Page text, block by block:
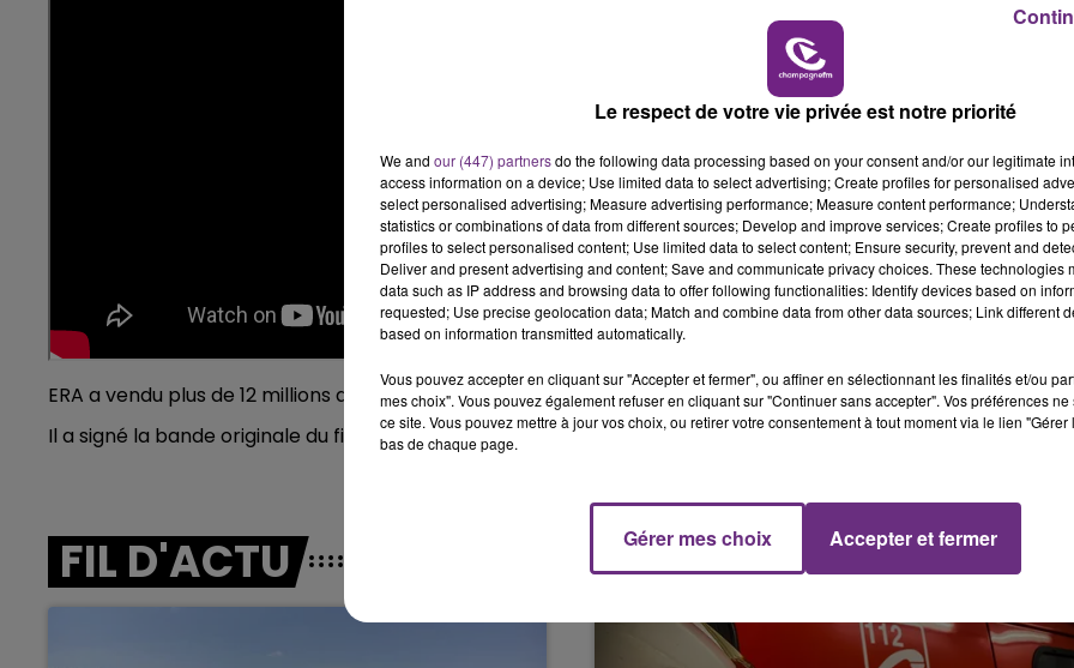
5h00 - 6h00
LE BEST OF DE LA FAMILLE
CHAMPAGNE FM
ERA a vendu plus de 12 millions d'albums à travers le monde.
Il a signé la bande originale du film «Les Visiteurs» de Jean-Marie Poiré.
FIL D'ACTU
LE BEST OF DE LA FAMILLE
CHAMPAGNE FM
6h00 - 10h00
Le respect de votre vie privée est notre priorité
We and our (447) partnersdo the following data processing based on your consent and/or our legitimate
access information on a device; Use limited data to select advertising; Create profiles for personalised
select personalised advertising; Measure advertising performance; Measure content performance;
statistics or combinations of data from different sources; Develop and improve services; Create profiles to
profiles to select personalised content; Use limited data to select content; Ensure security, prevent and
Deliver and present advertising and content; Save and communicate privacy choices. These technologies
data such as IP address and browsing data to offer following functionalities: Identify devices based on
requested; Use precise geolocation data; Match and combine data from other data sources; Link different
based on information transmitted automatically.
Vous pouvez accepter en cliquant sur "Accepter et fermer", ou affiner en sélectionnant les finalités et/ou
mes choix". Vous pouvez également refuser en cliquant sur "Continuer sans accepter". Vos préférences
ce site. Vous pouvez mettre à jour vos choix, ou retirer votre consentement à tout moment via le lien
bas de chaque page.
Gérer mes choix Accepter et fermer